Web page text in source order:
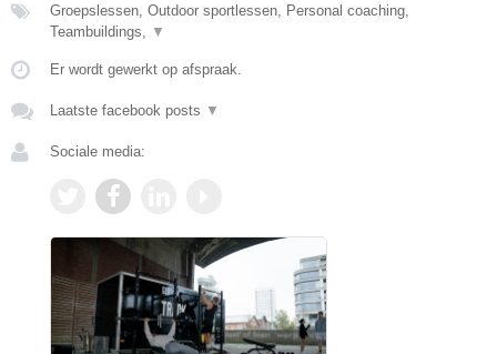
Groepslessen, Outdoor sportlessen, Personal coaching,
Teambuildings,
▼
Er wordt gewerkt op afspraak.
Laatste facebook posts ▼
Sociale media: